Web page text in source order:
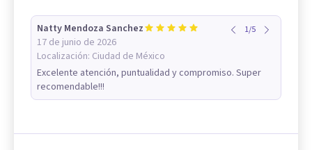
Natty Mendoza Sanchez
17 de junio de 2026
Localización: Ciudad de México
1/5
Excelente atención, puntualidad y compromiso. Super
recomendable!!!